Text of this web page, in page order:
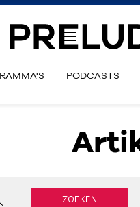
PODCASTS
ZOEKEN